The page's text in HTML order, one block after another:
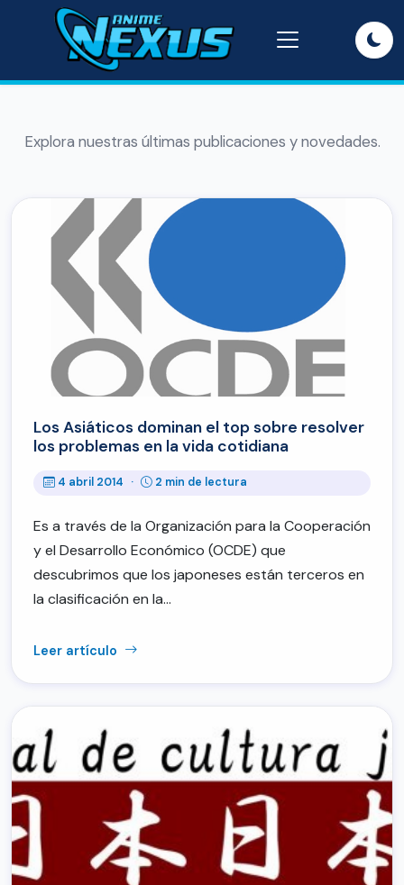
Explora nuestras últimas publicaciones y novedades.
Los Asiáticos dominan el top sobre resolver
los problemas en la vida cotidiana
4 abril 2014 · 2 min de lectura
Es a través de la Organización para la Cooperación
y el Desarrollo Económico (OCDE) que
descubrimos que los japoneses están terceros en
la clasificación en la…
Leer artículo